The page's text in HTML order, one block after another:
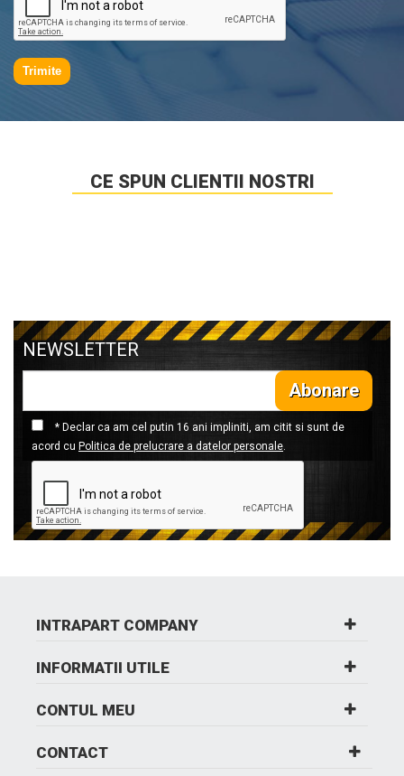
Trimite
CE SPUN CLIENTII NOSTRI
NEWSLETTER
Abonare
* Declar ca am cel putin 16 ani impliniti, am citit si sunt de
acord cu Politica de prelucrare a datelor personale.
INTRAPART COMPANY
INFORMATII UTILE
CONTUL MEU
CONTACT